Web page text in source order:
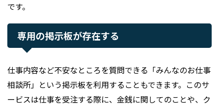
です。
専用の掲示板が存在する
仕事内容など不安なところを質問できる「みんなのお仕事
相談所」という掲示板を利用することもできます。このサ
ービスは仕事を受注する際に、金銭に関してのことや、ク